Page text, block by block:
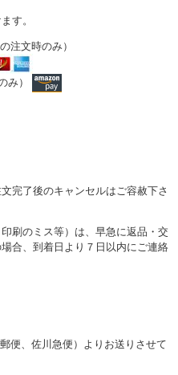
す。
注文時のみ）
み）
完了後のキャンセルはご容赦下さ
刷のミス等）は、早急に返品・交
合、到着日より７日以内にご連絡
便、佐川急便）よりお送りさせて